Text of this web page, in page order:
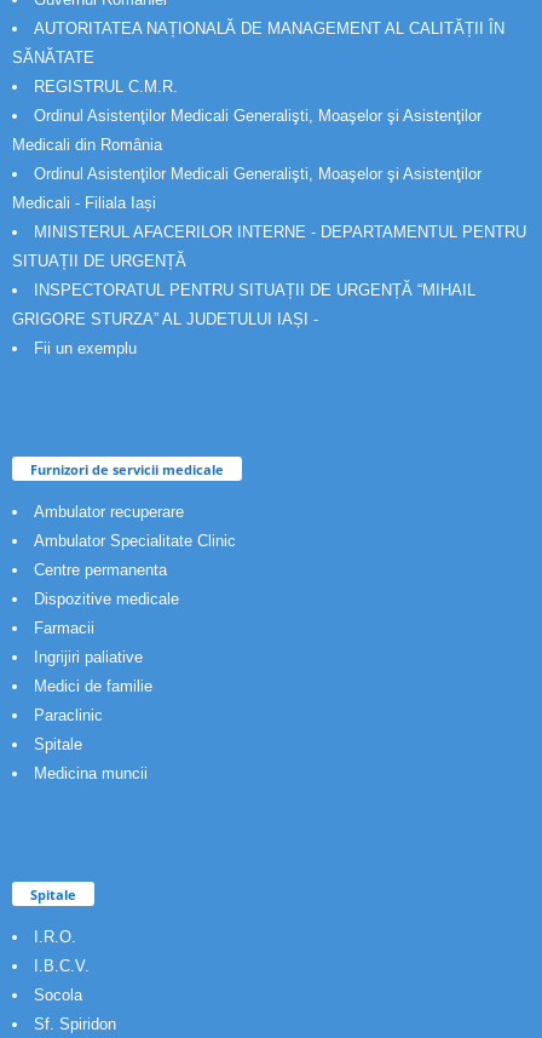
AUTORITATEA NAȚIONALĂ DE MANAGEMENT AL CALITĂȚII ÎN
SĂNĂTATE
REGISTRUL C.M.R.
Ordinul Asistenţilor Medicali Generalişti, Moaşelor şi Asistenţilor
Medicali din România
Ordinul Asistenţilor Medicali Generalişti, Moaşelor şi Asistenţilor
Medicali - Filiala Iași
MINISTERUL AFACERILOR INTERNE - DEPARTAMENTUL PENTRU
SITUAȚII DE URGENȚĂ
INSPECTORATUL PENTRU SITUAȚII DE URGENȚĂ “MIHAIL
GRIGORE STURZA” AL JUDETULUI IAȘI -
Fii un exemplu
Furnizori de servicii medicale
Ambulator recuperare
Ambulator Specialitate Clinic
Centre permanenta
Dispozitive medicale
Farmacii
Ingrijiri paliative
Medici de familie
Paraclinic
Spitale
Medicina muncii
Spitale
I.R.O.
I.B.C.V.
Socola
Sf. Spiridon